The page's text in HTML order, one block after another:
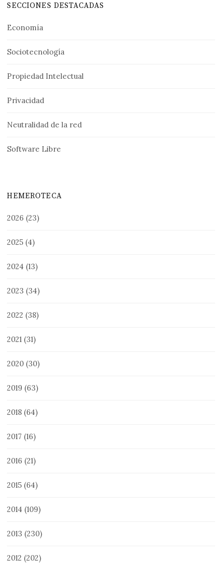
SECCIONES DESTACADAS
Economía
Sociotecnología
Propiedad Intelectual
Privacidad
Neutralidad de la red
Software Libre
HEMEROTECA
2026 (23)
2025 (4)
2024 (13)
2023 (34)
2022 (38)
2021 (31)
2020 (30)
2019 (63)
2018 (64)
2017 (16)
2016 (21)
2015 (64)
2014 (109)
2013 (230)
2012 (202)